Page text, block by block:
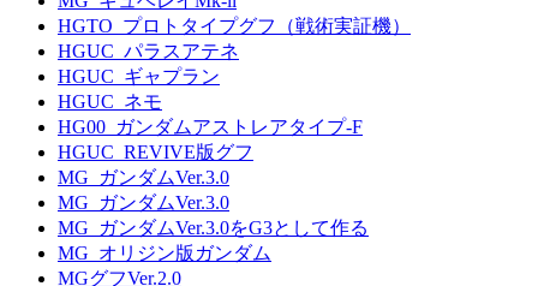
HGTO_プロトタイプグフ（戦術実証機）
HGUC_パラスアテネ
HGUC_ギャプラン
HGUC_ネモ
HG00_ガンダムアストレアタイプ-F
HGUC_REVIVE版グフ
MG_ガンダムVer.3.0
MG_ガンダムVer.3.0
MG_ガンダムVer.3.0をG3として作る
MG_オリジン版ガンダム
MGグフVer.2.0